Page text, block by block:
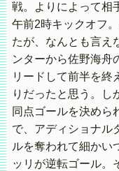
戦。よりによって相
午前2時キックオフ
たが、なんとも言え
ンターから佐野海舟
リードして前半を終
りだったと思う。し
同点ゴールを決めら
で、アディショナル
ルを奪われて細かい
ッリが逆転ゴール。